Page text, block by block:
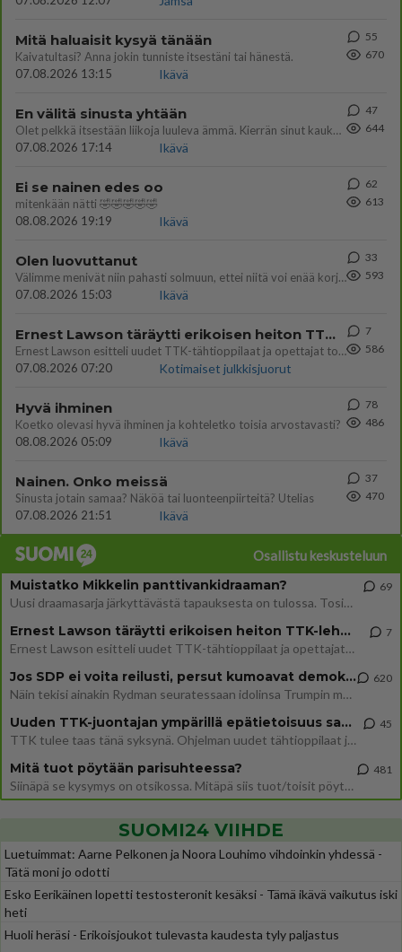
Mitä haluaisit kysyä tänään
Kaivatultasi? Anna jokin tunniste itsestäni tai hänestä.
07.08.2026 13:15
Ikävä
55
670
En välitä sinusta yhtään
Olet pelkkä itsestään liikoja luuleva ämmä. Kierrän sinut kaukaa nyt ja aina. Olit mulle pelkkä lelu vaan.
07.08.2026 17:14
Ikävä
47
644
Ei se nainen edes oo
mitenkään nätti 🤣🤣🤣🤣🤣
08.08.2026 19:19
Ikävä
62
613
Olen luovuttanut
Välimme menivät niin pahasti solmuun, ettei niitä voi enää korjata. On aika jatkaa elämässä eteenpäin. Toivon sulle kaik
07.08.2026 15:03
Ikävä
33
593
Ernest Lawson täräytti erikoisen heiton TTK-lehdistötilaisuudessa: " Onko tässä tarkoituksena...?"
Ernest Lawson esitteli uudet TTK-tähtioppilaat ja opettajat torstaina 6.8. lehdistölle. Tulevalla kaudella on yksi hausk
07.08.2026 07:20
Kotimaiset julkkisjuorut
7
586
Hyvä ihminen
Koetko olevasi hyvä ihminen ja kohteletko toisia arvostavasti?
08.08.2026 05:09
Ikävä
78
486
Nainen. Onko meissä
Sinusta jotain samaa? Näköä tai luonteenpiirteitä? Utelias
07.08.2026 21:51
Ikävä
37
470
Osallistu keskusteluun
Muistatko Mikkelin panttivankidraaman?
Uusi draamasarja järkyttävästä tapauksesta on tulossa. Tositapahtumiin perustuva sarja ammentaa vuoden 1986 Mikkelin pan
69
Ernest Lawson täräytti erikoisen heiton TTK-lehdistötilaisuudessa: " Onko tässä tarkoituksena...?"
Ernest Lawson esitteli uudet TTK-tähtioppilaat ja opettajat torstaina 6.8. lehdistölle. Tulevalla kaudella on yksi hausk
7
Jos SDP ei voita reilusti, persut kumoavat demokratian Suomesta
Näin tekisi ainakin Rydman seuratessaan idolinsa Trumpin mallia https://www.is.fi/politiikka/art-2000012187244.html
620
Uuden TTK-juontajan ympärillä epätietoisuus sakenee - Nyt MTV hämmentää soppaa
TTK tulee taas tänä syksynä. Ohjelman uudet tähtioppilaat julkistetaan torstaina 6. elokuuta klo 14 alkavassa lehdistö
45
Mitä tuot pöytään parisuhteessa?
Siinäpä se kysymys on otsikossa. Mitäpä siis tuot/toisit pöytään parisuhteessa? Oletko mies vai nainen? Koetko sen mitä
481
SUOMI24 VIIHDE
Luetuimmat: Aarne Pelkonen ja Noora Louhimo vihdoinkin yhdessä -
Tätä moni jo odotti
Esko Eerikäinen lopetti testosteronit kesäksi - Tämä ikävä vaikutus iski
heti
Huoli heräsi - Erikoisjoukot tulevasta kaudesta tyly paljastus